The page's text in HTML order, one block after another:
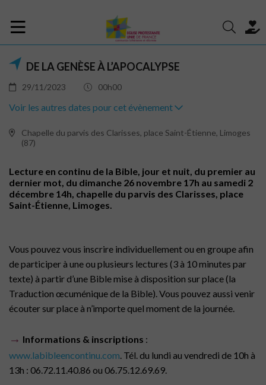
DE LA GENÈSE À L’APOCALYPSE
29/11/2023 00h00
Voir les autres dates pour cet évènement
Chapelle du parvis des Clarisses, place Saint-Étienne, Limoges
(87)
Lecture en continu de la Bible, jour et nuit, du premier au
dernier mot, du dimanche 26 novembre 17h au samedi 2
décembre 14h, chapelle du parvis des Clarisses, place
Saint-Étienne, Limoges.
Vous pouvez vous inscrire individuellement ou en groupe afin
de participer à une ou plusieurs lectures (3 à 10 minutes par
texte) à partir d’une Bible mise à disposition sur place (la
Traduction œcuménique de la Bible). Vous pouvez aussi venir
écouter sur place à n’importe quel moment de la journée.
→ Informations & inscriptions :
www.labibleencontinu.com. Tél. du lundi au vendredi de 10h à
13h : 06.72.11.40.86 ou 06.75.12.69.69.